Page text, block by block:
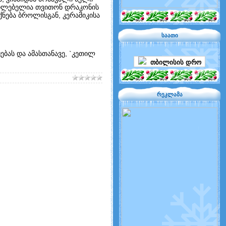
თვითონ დრაკონის
ბროლისგან, კერამიკისა
და ამასთანავე, `კეთილ
საათი
თბილისის დრო
რეკლამა